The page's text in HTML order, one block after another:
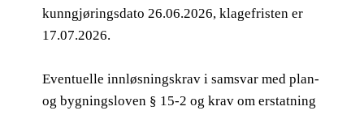
kunngjøringsdato 26.06.2026, klagefristen er
17.07.2026.
Eventuelle innløsningskrav i samsvar med plan-
og bygningsloven § 15-2 og krav om erstatning